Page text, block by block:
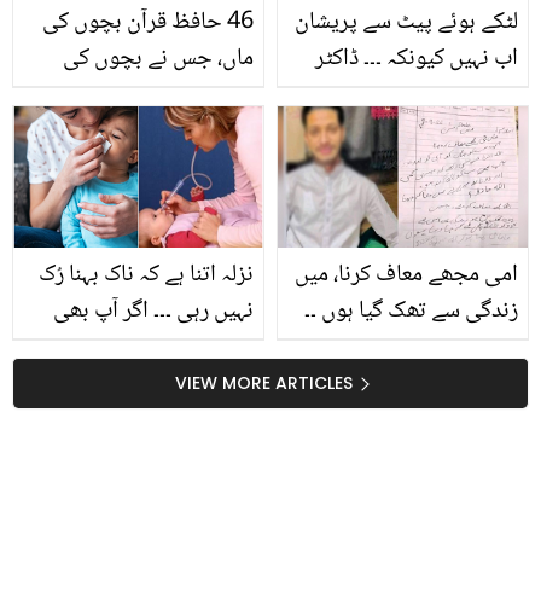
46 حافظ قرآن بچوں کی
ماں، جس نے بچوں کی
راز بتا دیے
لٹکے ہوئے پیٹ سے پریشان
اب نہیں کیونکہ ۔۔۔ ڈاکٹر
پیٹ کم کرنے کا ایسا طریقہ
جو ڈائٹنگ کے بغیر آپ کو
سمارٹ بنا سکتا ہے
نزلہ اتنا ہے کہ ناک بہنا رُک
نہیں رہی ۔۔۔ اگر آپ بھی
سے پریشان ہیں تو یہ
سستی چیز گھر لائیں اور
امی مجھے معاف کرنا، میں
زندگی سے تھک گیا ہوں ۔۔
چند لمحے پہلے والدہ کو
لکھا گیا خط وائرل کیوں
VIEW MORE ARTICLES